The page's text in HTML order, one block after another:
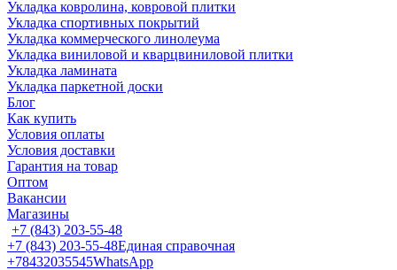
Укладка ковролина, ковровой плитки
Укладка спортивных покрытий
Укладка коммерческого линолеума
Укладка виниловой и кварцвиниловой плитки
Укладка ламината
Укладка паркетной доски
Блог
Как купить
Условия оплаты
Условия доставки
Гарантия на товар
Оптом
Вакансии
Магазины
+7 (843) 203-55-48
+7 (843) 203-55-48Единая справочная
+78432035545WhatsApp